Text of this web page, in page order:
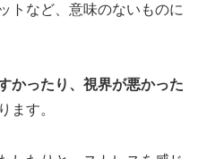
トなど、意味のないものに
かったり、視界が悪かった
ます。